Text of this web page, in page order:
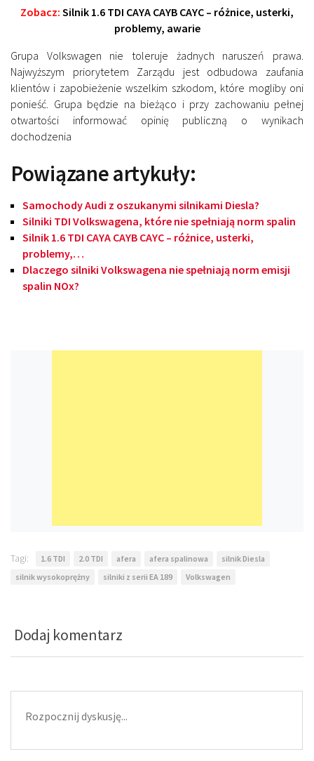
Zobacz: Silnik 1.6 TDI CAYA CAYB CAYC – różnice, usterki,
problemy, awarie
Grupa Volkswagen nie toleruje żadnych naruszeń prawa.
Najwyższym priorytetem Zarządu jest odbudowa zaufania
klientów i zapobieżenie wszelkim szkodom, które mogliby oni
ponieść. Grupa będzie na bieżąco i przy zachowaniu pełnej
otwartości informować opinię publiczną o wynikach
dochodzenia
Powiązane artykuły:
Samochody Audi z oszukanymi silnikami Diesla?
Silniki TDI Volkswagena, które nie spełniają norm spalin
Silnik 1.6 TDI CAYA CAYB CAYC – różnice, usterki,
problemy,…
Dlaczego silniki Volkswagena nie spełniają norm emisji
spalin NOx?
Tagi: 1.6 TDI 2.0 TDI afera afera spalinowa
silnik Diesla
silnik wysokoprężny
silniki z serii EA 189 Volkswagen
Dodaj komentarz